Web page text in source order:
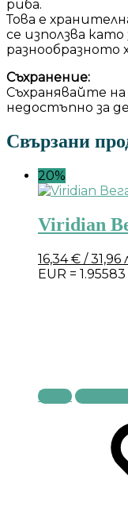
риба.
Това е
се използва
разнообразното
Съхранение:
Съхранявайте на
недостъпно за
Свързани
20%
Viridian
16,34€ / 31,96
EUR =
Купи